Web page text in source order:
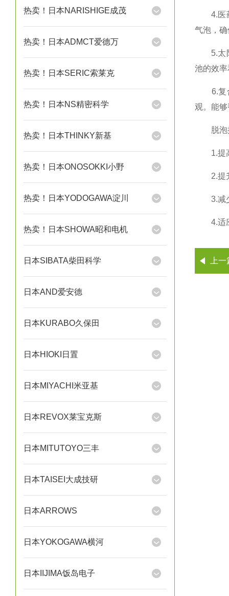
热卖！日本NARISHIGE成茂
热卖！日本ADMCT爱德万
热卖！日本SERIC索莱克
热卖！日本NS精密科学
热卖！日本THINKY新基
热卖！日本ONOSOKKI小野
热卖！日本YODOGAWA淀川
热卖！日本SHOWA昭和电机
日本SIBATA柴田科学
日本AND爱安德
日本KURABO久保田
日本HIOKI日置
日本MIYACHI米亚基
日本REVOX莱宝克斯
日本MITUTOYO三丰
日本TAISEI大成技研
日本ARROWS
日本YOKOGAWA横河
日本IIJIMA饭岛电子
4.医药
气泡，
5.太阳
池的效
6.复合
观。能
脱泡
1.提高
2.提升
3.减少
4.适应
上